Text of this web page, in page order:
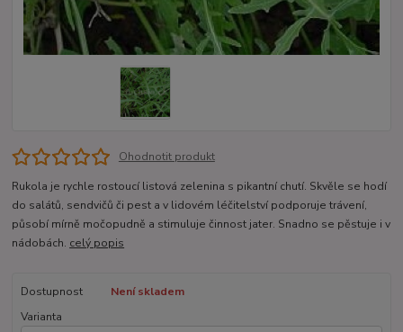
Ohodnotit produkt
Rukola je rychle rostoucí listová zelenina s pikantní chutí. Skvěle se hodí
do salátů, sendvičů či pest a v lidovém léčitelství podporuje trávení,
působí mírně močopudně a stimuluje činnost jater. Snadno se pěstuje i v
nádobách. celý popis
Dostupnost
Není skladem
Varianta